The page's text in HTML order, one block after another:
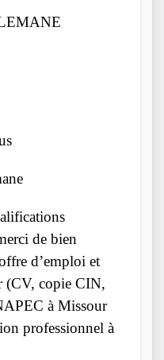
de bien
d’emploi et
(CV, copie CIN,
à Missour
professionnel à